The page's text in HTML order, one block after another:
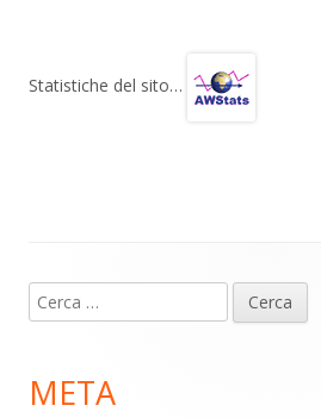
gr s b
Statistiche del sito…
piè
pagina
Ricerca
per:
META